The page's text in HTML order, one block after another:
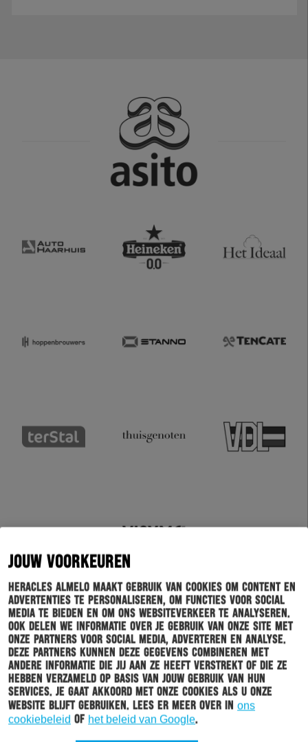
JOUW VOORKEUREN
Heracles Almelo maakt gebruik van cookies om content en
advertenties te personaliseren, om functies voor social
media te bieden en om ons websiteverkeer te analyseren.
Ook delen we informatie over je gebruik van onze site met
onze partners voor social media, adverteren en analyse.
Deze partners kunnen deze gegevens combineren met
andere informatie die jij aan ze heeft verstrekt of die ze
hebben verzameld op basis van jouw gebruik van hun
services. Je gaat akkoord met onze cookies als u onze
website blijft gebruiken. Lees er meer over in ons
cookiebeleid of het beleid van Google.
Schrijf je in voor onze nieuwsbrief
Wil jij altijd en overal op de hoogte gehouden worden
van al het clubnieuws? Schrijf je dan in voor de
nieuwsbrief van Heracles Almelo. Doordat je zelf aan